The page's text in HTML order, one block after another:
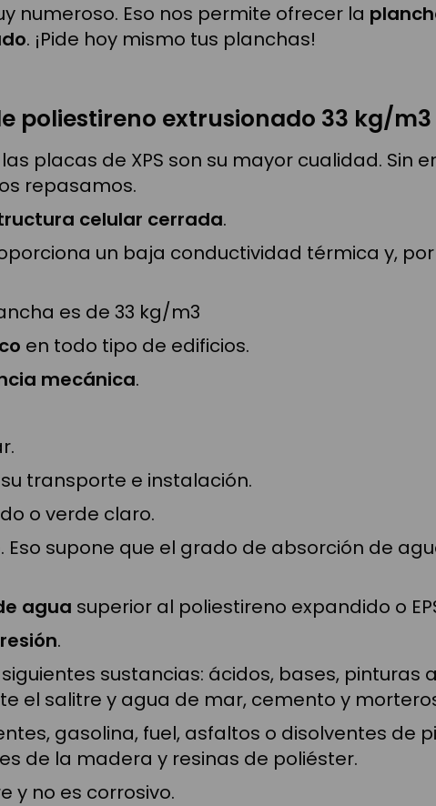
numeroso. Eso nos permite ofrecer la
. ¡Pide hoy mismo tus planchas!
poliestireno extrusionado 33 kg/m3
placas de XPS son su mayor cualidad. Sin
repasamos.
celular cerrada.
un baja conductividad térmica y,
es de 33 kg/m3
en todo tipo de edificios.
mecánica.
transporte e instalación.
o verde claro.
. Eso supone que el grado de absorción de
agua superior al poliestireno expandido o
.
sustancias: ácidos, bases, pinturas
el salitre y agua de mar, cemento y
gasolina, fuel, asfaltos o disolventes de
de la madera y resinas de poliéster.
y no es corrosivo.